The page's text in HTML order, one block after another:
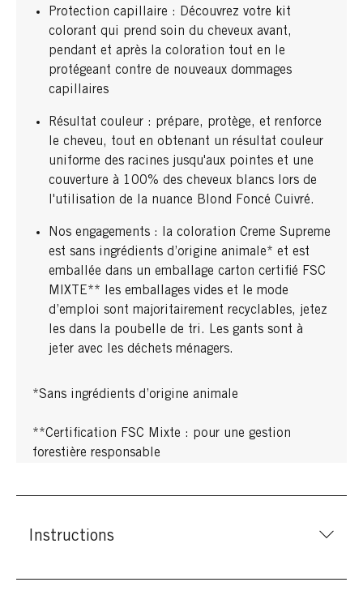
Protection capillaire : Découvrez votre kit
colorant qui prend soin du cheveux avant,
pendant et après la coloration tout en le
protégeant contre de nouveaux dommages
capillaires
Résultat couleur : prépare, protège, et renforce
le cheveu, tout en obtenant un résultat couleur
uniforme des racines jusqu'aux pointes et une
couverture à 100% des cheveux blancs lors de
l'utilisation de la nuance Blond Foncé Cuivré.
Nos engagements : la coloration Creme Supreme
est sans ingrédients d’origine animale* et est
emballée dans un emballage carton certifié FSC
MIXTE** les emballages vides et le mode
d’emploi sont majoritairement recyclables, jetez
les dans la poubelle de tri. Les gants sont à
jeter avec les déchets ménagers.
*Sans ingrédients d’origine animale
**Certification FSC Mixte : pour une gestion
forestière responsable
Instructions